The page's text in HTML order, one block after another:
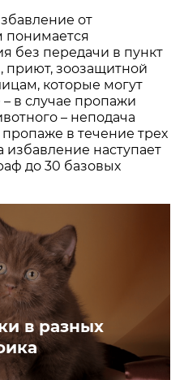
от
понимается
без передачи в пункт
приют, зоозащитной
которые могут
– в случае пропажи
– неподача
в течение трех
избавление наступает
до 30 базовых
в разных